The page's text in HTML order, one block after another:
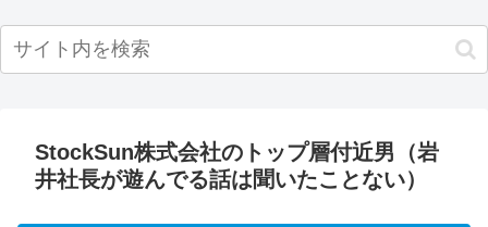
StockSun株式会社のトップ層付近男（岩
井社長が遊んでる話は聞いたことない）